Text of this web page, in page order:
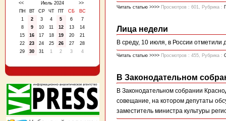
<< Июль 2024
>>
ПН
ВТ СР ЧТ ПТ СБ
ВС
1
2 3 4 5 6
7
8
9 10 11 12 13
14
15
16 17 18 19 20
21
22
23 24 25 26 27
28
29
30 31 1 2 3 4
Читать статью >>>> Просмотров : 601, Рубрика :
Лица недели
В среду, 10 июля, в России
Читать статью >>>> Просмотров : 455, Рубрика :
В Законодательном
В Законодательном собрании
совещание, на котором депутаты
заместитель министра культуры